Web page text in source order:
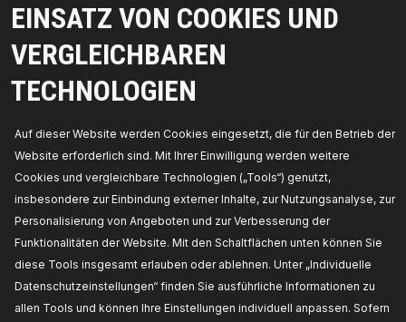
EINSATZ VON COOKIES UND
VERGLEICHBAREN
TECHNOLOGIEN
Auf dieser Website werden Cookies eingesetzt, die für den Betrieb der
Website erforderlich sind. Mit Ihrer Einwilligung werden weitere
Cookies und vergleichbare Technologien („Tools“) genutzt,
insbesondere zur Einbindung externer Inhalte, zur Nutzungsanalyse, zur
Personalisierung von Angeboten und zur Verbesserung der
Funktionalitäten der Website. Mit den Schaltflächen unten können Sie
diese Tools insgesamt erlauben oder ablehnen. Unter „Individuelle
Datenschutzeinstellungen“ finden Sie ausführliche Informationen zu
allen Tools und können Ihre Einstellungen individuell anpassen. Sofern
abweichen
ÜBER DIE OEM-NUMMER
MEISTVERKAUFTE PRODUKTE IN IHREM LAND
KOMPATIBLE TEILE